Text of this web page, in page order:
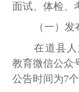
面试、体检、
（一）
在道县
教育微信公众
公告时间为7